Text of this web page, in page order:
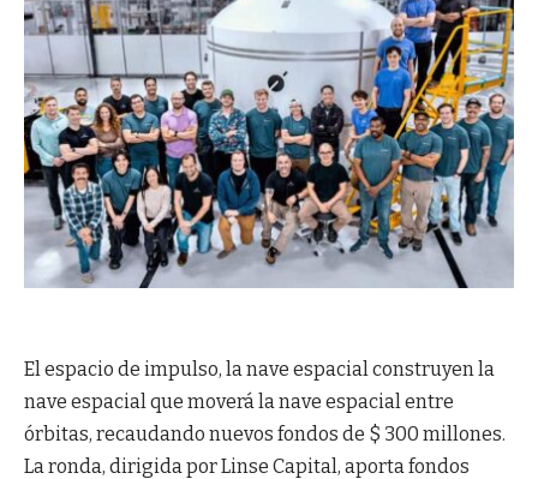
El espacio de impulso, la nave espacial construyen la
nave espacial que moverá la nave espacial entre
órbitas, recaudando nuevos fondos de $ 300 millones.
La ronda, dirigida por Linse Capital, aporta fondos